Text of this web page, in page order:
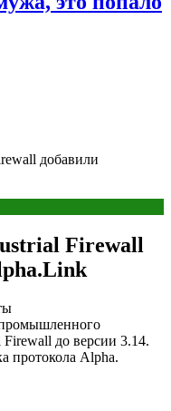
добавили
Firewall
до версии 3.14.
протокола Alpha.